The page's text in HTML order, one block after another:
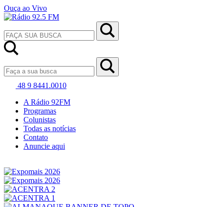
Ouça ao Vivo
48 9 8441.0010
A Rádio 92FM
Programas
Colunistas
Todas as notícias
Contato
Anuncie aqui